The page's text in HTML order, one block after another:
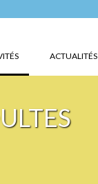
(CURRENT)ACTUALITÉS